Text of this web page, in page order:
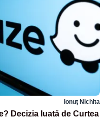
Ionuț Nichita
Decizia luată de Curtea